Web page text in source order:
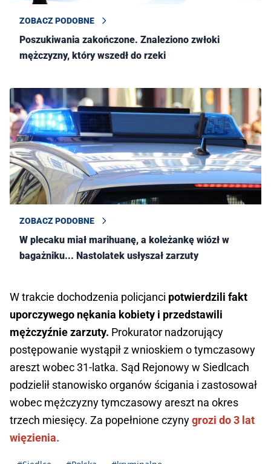
ZOBACZ PODOBNE
Poszukiwania zakończone. Znaleziono zwłoki
mężczyzny, który wszedł do rzeki
ZOBACZ PODOBNE
W plecaku miał marihuanę, a koleżankę wiózł w
bagażniku... Nastolatek usłyszał zarzuty
W trakcie dochodzenia policjanci potwierdzili fakt
uporczywego nękania kobiety i przedstawili
mężczyźnie zarzuty. Prokurator nadzorujący
postępowanie wystąpił z wnioskiem o tymczasowy
areszt wobec 31-latka. Sąd Rejonowy w Siedlcach
podzielił stanowisko organów ścigania i zastosował
wobec mężczyzny tymczasowy areszt na okres
trzech miesięcy. Za popełnione czynygrozi do 3 lat
więzienia.